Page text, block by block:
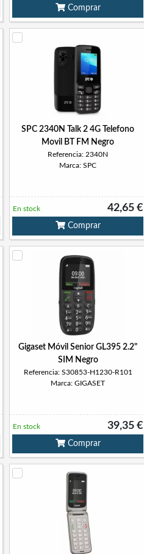
Comprar
SPC 2340N Talk 2 4G Telefono
Movil BT FM Negro
Referencia: 2340N
Marca: SPC
42,65 €
En stock
Comprar
Gigaset Móvil Senior GL395 2.2"
SIM Negro
Referencia: S30853-H1230-R101
Marca: GIGASET
39,35 €
En stock
Comprar